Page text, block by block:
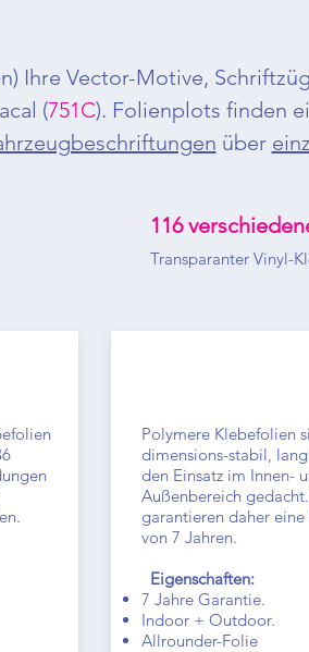
Ihre Vector-Motive,
(751C). Folienplots finden
über
116
Transparanter Vinyl-
Polymere Klebefolien
dimensions-stabil,
den Einsatz im Innen-
Außenbereich
garantieren daher
von 7 Jahren.
Eigenschaften:
7 Jahre Garantie.
Indoor + Outdoor.
Allrounder-Folie​